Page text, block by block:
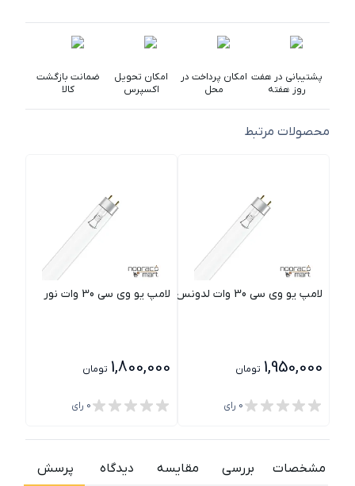
پشتیبانی در هفت
روز هفته
امکان پرداخت در
محل
امکان تحویل
اکسپرس
ضمانت بازگشت
کالا
محصولات مرتبط
لامپ یو وی سی 30 وات لدونس
1,950,000 تومان
0 رای
لامپ یو وی سی 30 وات نور
1,800,000 تومان
0 رای
مشخصات بررسی مقایسه دیدگاه پرسش